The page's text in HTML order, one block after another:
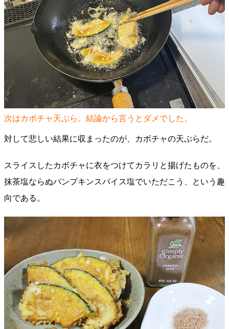
次はカボチャ天ぷら。結論から言うとダメでした。
対して悲しい結果に収まったのが、カボチャの天ぷらだ。
スライスしたカボチャに衣をつけてカラリと揚げたものを、
抹茶塩ならぬパンプキンスパイス塩でいただこう、という趣
向である。